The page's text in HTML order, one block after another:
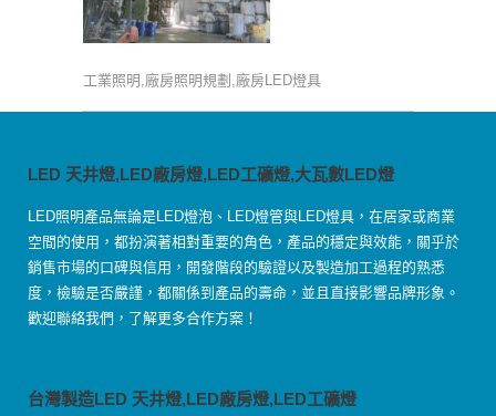
工業照明,廠房照明規劃,廠房LED燈具
LED 天井燈,LED廠房燈,LED工礦燈,大瓦數LED燈
LED照明產品無論是LED燈泡、LED燈管與LED燈具，在居家或商業
空間的使用，都扮演著相對重要的角色，產品的穩定與效能，關乎於
銷售市場的口碑與信用，開發階段的驗證以及製造加工過程的熟悉
度，檢驗是否嚴謹，都關係到產品的壽命，並且直接影響品牌形象。
歡迎聯絡我們，了解更多合作方案！
台灣製造LED 天井燈,LED廠房燈,LED工礦燈